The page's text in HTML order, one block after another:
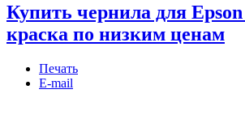
Купить чернила для
краска по низким ценам
Печать
E-mail